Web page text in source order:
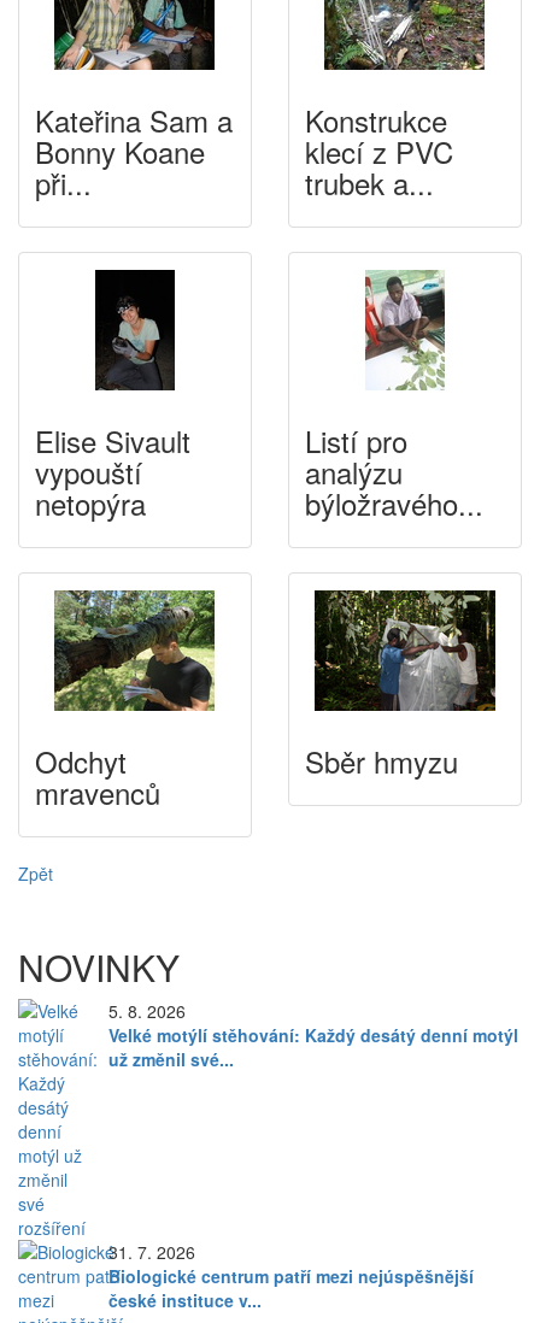
Kateřina Sam a
Bonny Koane
při...
Konstrukce
klecí z PVC
trubek a...
Elise Sivault
vypouští
netopýra
Listí pro
analýzu
býložravého...
Odchyt
mravenců
Sběr hmyzu
Zpět
NOVINKY
5. 8. 2026
Velké motýlí stěhování: Každý desátý denní motýl
už změnil své...
31. 7. 2026
Biologické centrum patří mezi nejúspěšnější
české instituce v...